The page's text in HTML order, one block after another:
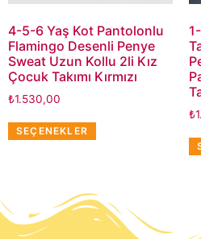
4-5-6 Yaş Kot Pantolonlu
Flamingo Desenli Penye
Sweat Uzun Kollu 2li Kız
Çocuk Takımı Kırmızı
₺1.530,00
SEÇENEKLER
₺